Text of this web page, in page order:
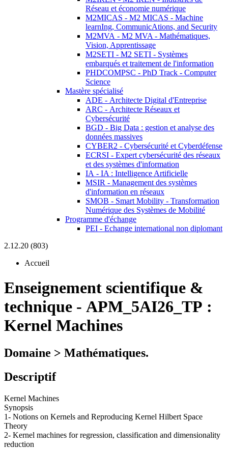
Réseau et économie numérique
M2MICAS - M2 MICAS - Machine
learnIng, CommunicAtions, and Security
M2MVA - M2 MVA - Mathématiques,
Vision, Apprentissage
M2SETI - M2 SETI - Systèmes
embarqués et traitement de l'information
PHDCOMPSC - PhD Track - Computer
Science
Mastère spécialisé
ADE - Architecte Digital d'Entreprise
ARC - Architecte Réseaux et
Cybersécurité
BGD - Big Data : gestion et analyse des
données massives
CYBER2 - Cybersécurité et Cyberdéfense
ECRSI - Expert cybersécurité des réseaux
et des systèmes d'information
IA - IA : Intelligence Artificielle
MSIR - Management des systèmes
d'information en réseaux
SMOB - Smart Mobility - Transformation
Numérique des Systèmes de Mobilité
Programme d'échange
PEI - Echange international non diplomant
2.12.20 (803)
Accueil
Enseignement scientifique &
technique - APM_5AI26_TP :
Kernel Machines
Domaine > Mathématiques.
Descriptif
Kernel Machines
Synopsis
1- Notions on Kernels and Reproducing Kernel Hilbert Space
Theory
2- Kernel machines for regression, classification and dimensionality
reduction